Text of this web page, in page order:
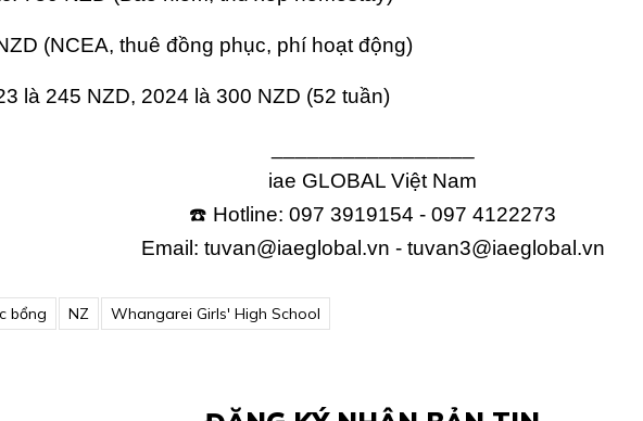
(NCEA, thuê đồng phục, phí hoạt động)
là 245 NZD, 2024 là 300 NZD (52 tuần)
iae GLOBAL Việt Nam
☎️ Hotline: 097 3919154 - 097 4122273
Email: tuvan@iaeglobal.vn - tuvan3@iaeglobal.vn
bổng NZ Whangarei Girls' High School